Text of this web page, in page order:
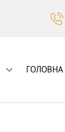
ГОЛОВНА